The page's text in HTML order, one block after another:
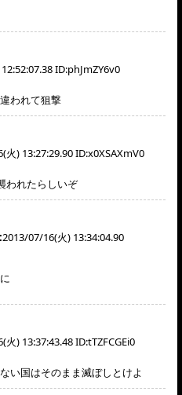
ID:phJmZY6v0
われて狙撃
火) 13:27:29.90 ID:x0XSAXmV0
われたらしいぞ
:2013/07/16(火) 13:34:04.90
火) 13:37:43.48 ID:tTZFCGEi0
い国はそのまま滅ぼしとけよ